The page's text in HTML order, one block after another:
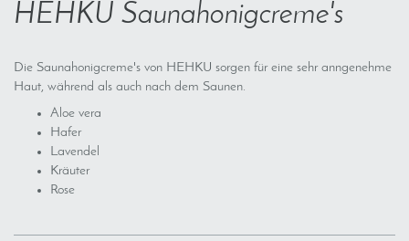
HEHKU Saunahonigcreme's
Die Saunahonigcreme's von HEHKU sorgen für eine sehr anngenehme
Haut, während als auch nach dem Saunen.
Aloe vera
Hafer
Lavendel
Kräuter
Rose